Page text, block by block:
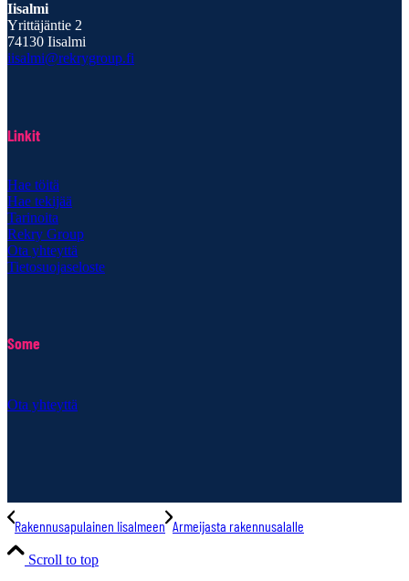
Iisalmi
Yrittäjäntie 2
74130 Iisalmi
iisalmi@rekrygroup.fi
Linkit
Hae töitä
Hae tekijää
Tarinoita
Rekry Group
Ota yhteyttä
Tietosuojaseloste
Some
Ota yhteyttä
Rakennusapulainen Iisalmeen Armeijasta rakennusalalle
Scroll to top